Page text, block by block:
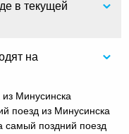
в текущей
на
Минусинска
поезд из Минусинска
самый поздний поезд